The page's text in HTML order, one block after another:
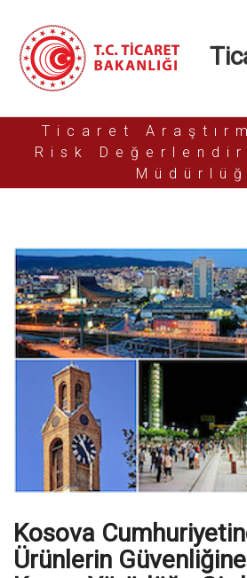
Ticaret
Risk
Kosova
Ürünlerin